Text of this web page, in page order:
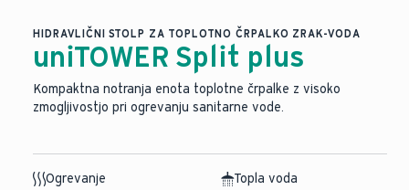
HIDRAVLIČNI STOLP ZA TOPLOTNO ČRPALKO ZRAK-VODA
uniTOWER Split plus
Kompaktna notranja enota toplotne črpalke z visoko
zmogljivostjo pri ogrevanju sanitarne vode.
Ogrevanje Topla voda